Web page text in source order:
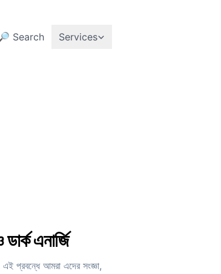
🔎 Search Services
এনার্জি
এই প্রবন্ধে আমরা এদের সংজ্ঞা,